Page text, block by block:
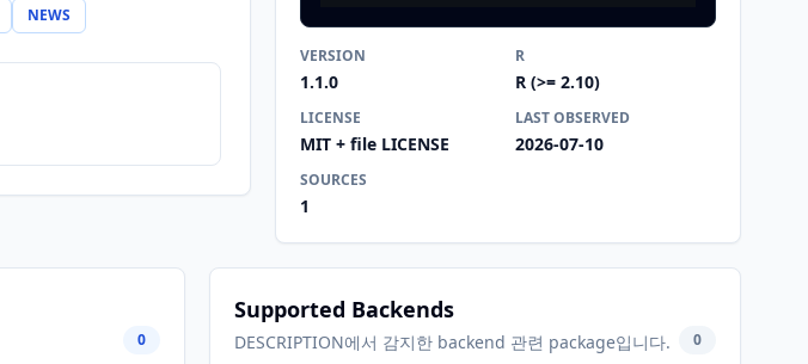
NEWS
VERSION
1.1.0
R
R (>= 2.10)
LICENSE
MIT + file LICENSE
LAST OBSERVED
2026-07-10
SOURCES
1
0
Supported Backends
DESCRIPTION에서 감지한 backend 관련 package입니다. 0